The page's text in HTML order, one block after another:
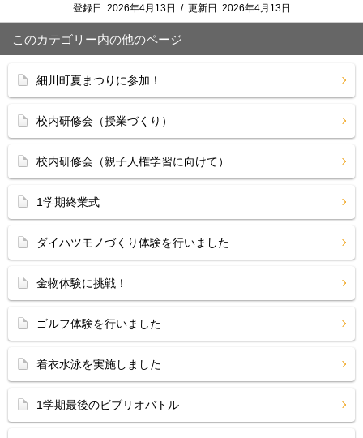
登録日: 2026年4月13日 / 更新日: 2026年4月13日
このカテゴリー内の他のページ
細川町夏まつりに参加！
校内研修会（授業づくり）
校内研修会（親子人権学習に向けて）
1学期終業式
ダイハツモノづくり体験を行いました
金物体験に挑戦！
ゴルフ体験を行いました
着衣水泳を実施しました
1学期最後のビブリオバトル